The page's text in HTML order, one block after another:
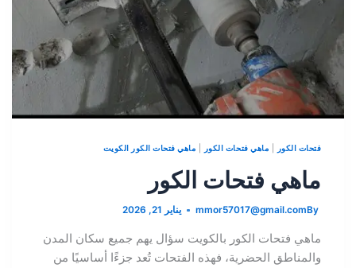
فتحات الكور|ماهي فتحات الكور|ماهي فتحات الكور الكويت
ماهي فتحات الكور
mmor57017@gmail.com يناير 21, 2026
ماهي فتحات الكور بالكويت سؤال يهم جميع سكان المدن
والمناطق الحضرية، فهذه الفتحات تُعد جزءًا أساسيًا من